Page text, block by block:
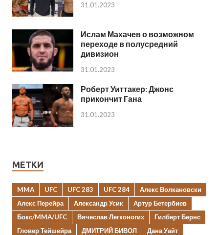
31.01.2023
Ислам Махачев о возможном
переходе в полусредний
дивизион
31.01.2023
Роберт Уиттакер: Джонс
прикончит Гана
31.01.2023
МЕТКИ
MMA UFC UFC 283 UFC 284
Алекс Волкановски
Алекс Перейра
Александр Усик
Артур Бетербиев
Бокс/MMA/UFC
Вячеслав Легконогих
Гилберт Бернс
Гловер Тейшейра
ДМИТРИЙ БИВОЛ
Дана Уайт